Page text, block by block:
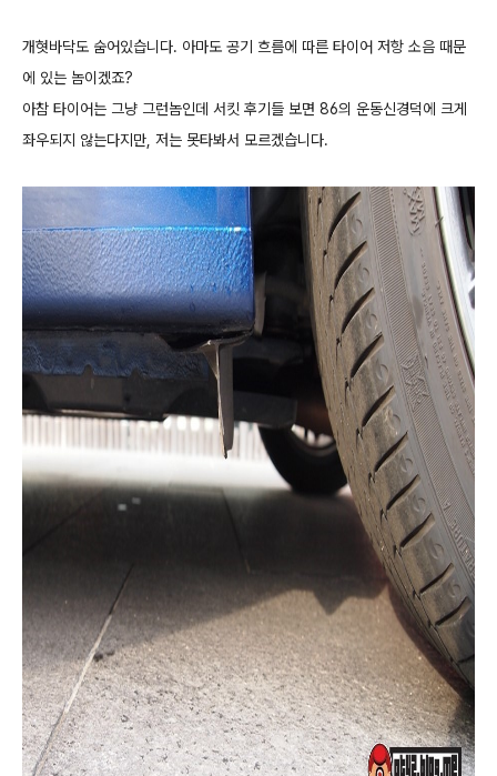
개혓바닥도 숨어있습니다. 아마도 공기 흐름에 따른 타이어 저항 소음 때문
에 있는 놈이겠죠?
아참 타이어는 그냥 그런놈인데 서킷 후기들 보면 86의 운동신경덕에 크게
좌우되지 않는다지만, 저는 못타봐서 모르겠습니다.